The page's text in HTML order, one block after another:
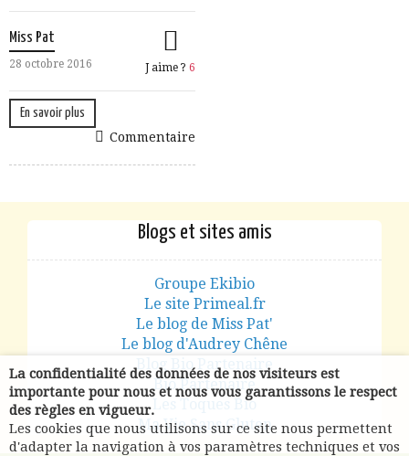
Miss Pat
28 octobre 2016 J aime ? 6
En savoir plus
Commentaire
Blogs et sites amis
Groupe Ekibio
Le site Primeal.fr
Le blog de Miss Pat'
Le blog d'Audrey Chêne
Blog Bio Partenaire
Bio Partenaire
Les Toques Bio
Ma Vie Sans Gluten
La confidentialité des données de nos visiteurs est
importante pour nous et nous vous garantissons le respect
des règles en vigueur.
Les cookies que nous utilisons sur ce site nous permettent
d'adapter la navigation à vos paramètres techniques et vos